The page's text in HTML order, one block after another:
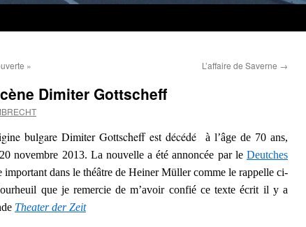
» L’affaire de Saverne →
Dimiter Gottscheff
bulgare Dimiter Gottscheff est décédé
à l’âge de 70 ans,
novembre 2013. La nouvelle a été annoncée par le Deutches
dans le théâtre de Heiner Müller comme le rappelle ci-
que je remercie de m’avoir confié ce texte écrit il y a
Theater der Zeit